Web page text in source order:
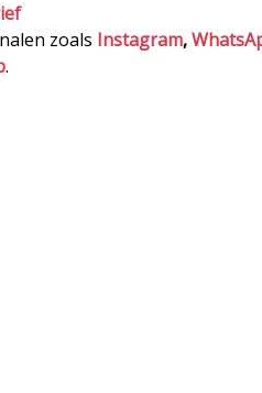
zoals Instagram,
.